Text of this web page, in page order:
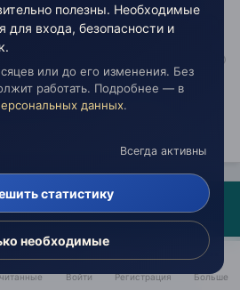
планетой (Марсом)
октября! Все эти дни, месяцы,
пространство пояса
уже в ноябре затмить своим
свет Луны!
27 февраля 2013
Войти Регистрация Больше
полезны. Необходимые
для входа, безопасности и
или до его изменения. Без
работать. Подробнее — в
данных.
Всегда активны
статистику
необходимые